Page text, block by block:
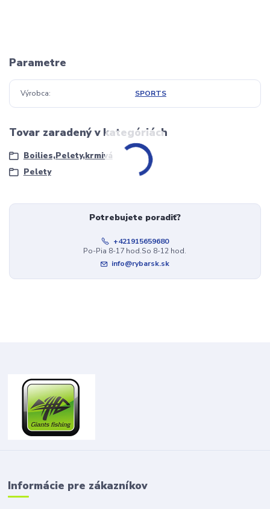
Parametre
Výrobca SPORTS
Tovar zaradený v kategóriách
Boilies,Pelety,krmivá
Pelety
Potrebujete poradiť?
+421915659680
Po-Pia 8-17 hod.So 8-12 hod.
info@rybarsk.sk
Informácie pre zákazníkov